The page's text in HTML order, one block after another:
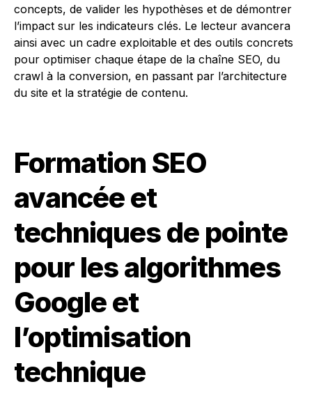
concepts, de valider les hypothèses et de démontrer
l’impact sur les indicateurs clés. Le lecteur avancera
ainsi avec un cadre exploitable et des outils concrets
pour optimiser chaque étape de la chaîne SEO, du
crawl à la conversion, en passant par l’architecture
du site et la stratégie de contenu.
Formation SEO
avancée et
techniques de pointe
pour les algorithmes
Google et
l’optimisation
technique